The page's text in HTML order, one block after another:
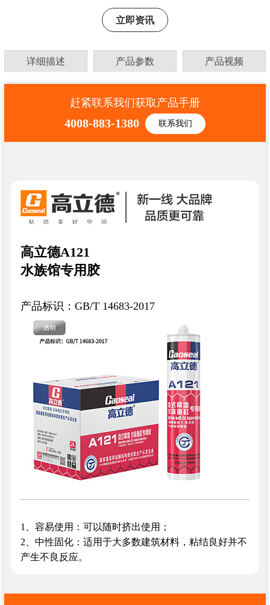
立即资讯
详细描述 产品参数 产品视频
赶紧联系我们获取产品手册
4008-883-1380 联系我们
高立德A121
水族馆专用胶
产品标识：GB/T 14683-2017
1、容易使用：可以随时挤出使用；
2、中性固化：适用于大多数建筑材料，粘结良好并不
产生不良反应。